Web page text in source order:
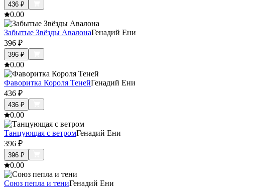
436 ₽
0.00
Забытые Звёзды АвалонаГенадий Ени
396 ₽
396 ₽
0.00
Фаворитка Короля ТенейГенадий Ени
436 ₽
436 ₽
0.00
Танцующая с ветромГенадий Ени
396 ₽
396 ₽
0.00
Союз пепла и тениГенадий Ени